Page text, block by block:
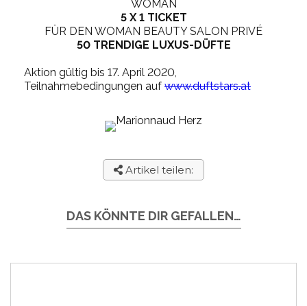
WOMAN
5 X 1 TICKET
FÜR DEN WOMAN BEAUTY SALON PRIVÉ
50 TRENDIGE LUXUS-DÜFTE
Aktion gültig bis 17. April 2020,
Teilnahmebedingungen auf www.duftstars.at
Artikel teilen:
DAS KÖNNTE DIR GEFALLEN…